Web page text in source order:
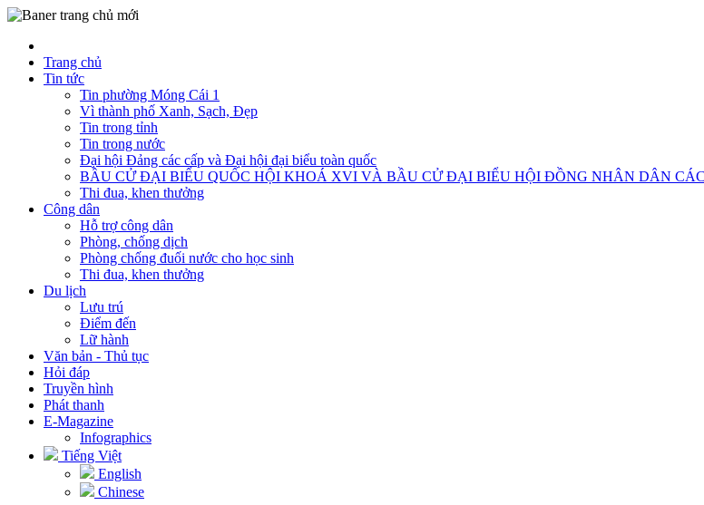
Trang chủ
Tin tức
Tin phường Móng Cái 1
Vì thành phố Xanh, Sạch, Đẹp
Tin trong tỉnh
Tin trong nước
Đại hội Đảng các cấp và Đại hội đại biểu toàn quốc
BẦU CỬ ĐẠI BIỂU QUỐC HỘI KHOÁ XVI VÀ BẦU CỬ ĐẠI BIỂU HỘI ĐỒNG NHÂN DÂN CÁC
Thi đua, khen thưởng
Công dân
Hỗ trợ công dân
Phòng, chống dịch
Phòng chống đuối nước cho học sinh
Thi đua, khen thưởng
Du lịch
Lưu trú
Điểm đến
Lữ hành
Văn bản - Thủ tục
Hỏi đáp
Truyền hình
Phát thanh
E-Magazine
Infographics
Tiếng Việt
English
Chinese